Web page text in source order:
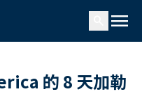
menu
的 8 天加勒